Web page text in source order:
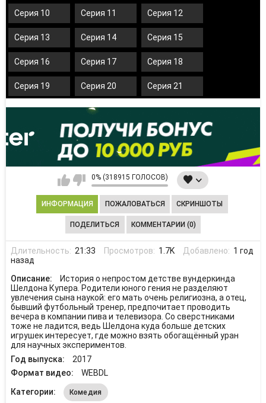
Серия 10 Серия 11 Серия 12
Серия 13 Серия 14 Серия 15
Серия 16 Серия 17 Серия 18
Серия 19 Серия 20 Серия 21
0% (318915 ГОЛОСОВ)
ИНФОРМАЦИЯ ПОЖАЛОВАТЬСЯ СКРИНШОТЫ
ПОДЕЛИТЬСЯ КОММЕНТАРИИ (0)
Длительность: 21:33 Просмотров: 1.7K Добавлено: 1 год
назад
Описание:
История о непростом детстве вундеркинда
Шелдона Купера. Родители юного гения не разделяют
увлечения сына наукой: его мать очень религиозна, а отец,
бывший футбольный тренер, предпочитает проводить
вечера в компании пива и телевизора. Со сверстниками
тоже не ладится, ведь Шелдона куда больше детских
игрушек интересует, где можно взять обогащённый уран
для научных экспериментов.
Год выпуска:
2017
Формат видео:
WEBDL
Категории:
Комедия